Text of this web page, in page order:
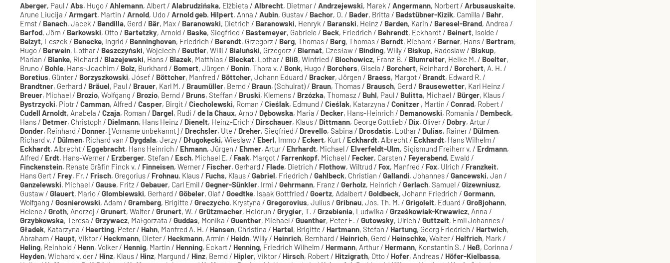
Aberger, Paul / Abs, Hugo / Ahlemann, Albert / Alabrudzińska, Elżbieta / Albrecht, Dietmar / Andrzejewski, Marek / Angermann, Norbert / Arbusauskaite,
Arune Liucija / Armgart, Martin / Arnold, Udo / Arnold geb. Hilpert, Anna / Aubin, Gustav / Bachor, O. / Bader, Britta / Badstübner-Kizik, Camilla / Bahr,
Ernst / Banach, Jacek / Bandilla, Gerd / Bär, Max / Baranowski, Dietrich / Baranowski, Henryk / Baranski, Heinz / Barden, Karin / Baresel-Brand, Andrea /
Barfod, Jörn / Barkowski, Otto / Bartetzky, Arnold / Baske, Siegfried / Bastemeyer, Gabriele / Beck, Friedrich / Behrendt, Eckhardt / Beinert, Isolde /
Belzyt, Leszek / Benecke, Ingrid / Benninghoven, Friedrich / Berendt, Grzegorz / Berg, Thomas / Berg, Thomas / Berndt, Richard / Berner, Hans / Bertram,
Hugo / Berwein, Lothar / Beszczyński, Wojciech / Beutler, Willi / Bialuński, Grzegorz / Biernat, Czesław / Binding, Willy / Biskup, Radoslaw / Biskup,
Marian / Blanke, Richard / Blazejewski, Hans / Blazek, Matthias / Bleckat, Lothar / Bliß, Winfried / Blochowicz, Franz B. / Blumreiter, Heike M. / Boelter,
Bruno / Bohle, Hans-Joachim / Bolz, Burkhard / Bomert, Jürgen / Bonin, Thora v. / Bonk, Hugo / Borchers, Gisela / Borchert, Reinhard / Borchert, A. H. /
Boretius, Günter / Borzyszkowski, Jósef / Böttcher, Manfred / Böttcher, Johann Eduard / Bracker, Jörgen / Braess, Margot / Brandt, Edward R. /
Brandtner, Gerhard / Bräuel, Paul / Brauer, Karl M. / Braumüller, Bernd / Braun, (Schulrat) / Braun, Thomas / Brausch, Gerd / Brausewetter, Karl Heinz /
Breuer, Michael / Brozio, Wolfgang / Brozio, Bernd / Bruns, Steffan / Bruski, Klemens / Brzózka, Thomasz / Buhl, Paul / Bulitta, Michael / Bürger, Klaus /
Bystrzycki, Piotr / Camman, Alfred / Casper, Birgit / Ciecholewski, Roman / Cieślak, Edmund / Cieślak, Katarzyna / Conitzer , Martin / Conrad, Robert /
Cudell Arnoldt, Anabela / Czaja, Roman / Dargel, Rudi / de la Chaux, Arno / Dębowska, Maria / Decker, Hans-Heinrich / Demanowski, Romania / Dembeck,
Hans / Detmer, Christoph / Dielmann, Hans Heinz / Dienelt, Heinz-Erich / Dirschauer, Klaus / Dittmann, George Gottlieb / Dix, Oliver / Dobry, Artur /
Donder, Reinhard / Donner, [Vorname unbekannt] / Drechsler, Ute / Dreher, Siegfried / Drevello, Sabina / Drosdatis, Lothar / Dulias, Rainer / Dülmen,
Richard v. / Dülmen, Richard van / Dygdala, Jerzy / Długokęcki, Wieslaw / Eberl, Immo / Eckert, Kurt / Eckhardt, Albrecht / Eckhardt, Hans Wilhelm /
Eckhardt, Albrecht / Eggebracht, Hans Heinrich / Ehmann, Jürgen / Ehmer, Artur / Ehrhardt, Michael / Elverfeldt-Ulm, Sigismund Freiherr v. / Erdmann,
Alfred / Erdt, Hans-Werner / Erzberger, Stefan / Esch, Michael E. / Faak, Margot / Farrenkopf, Michael / Fecker, Carsten / Feyerabend, Ewald /
Finckenstein, Renate Gräfin Finck v. / Finneisen, Werner / Fischer, Gerhard / Flade, Dietrich / Flothow, Wiltrud / Fox, Manfred / Fox, Ulrich / Franzkeit,
Hans Gert / Frey, Fr. / Frisch, Gregorius / Frohnau, Klaus / Fuchs, Klaus / Gabriel, Friedrich / Gahlbeck, Christian / Gallandi, Johannes / Gancewski, Jan /
Ganzelewski, Michael / Gause, Fritz / Gebauer, Carl Emil / Gegner-Sünkler, Irmi / Gehrmann, Franz / Gerholz, Heinrich / Gerlach, Samuel / Gizewniusz,
Gustaw / Glauert, Mario / Glombiewski, Gerhard / Göbeler, Olaf / Goedtke, Isaak Gottfried / Goertz, Adalbert / Goldbeck, Johann Friedrich / Gormann,
Wolfgang / Gosnierowski, Adam / Gramberg, Brigitte / Greczycho, Krystyna / Gregorovius, Julius / Gribnau, Jos. Th. M. / Grigoleit, Eduard / Großjohann,
Helene / Groth, Andrzej / Grunert, Walter / Grunert, W. / Grützmacher, Heidrun / Grygier, T. / Grzebienia, Ludwika / Grześkowiak-Krwawicz, Anna /
Grzybkowska, Teresa / Grzywacz, Małgorzata / Guddas, Monika / Guenther, Michael / Guenther, Peter E. / Gutowsky, Ulrich / Guttzeit, Emil Johannes /
Gładek, Katarzyna / Haerting, Peter / Hahn, Manfred A. H. / Hansen, Christina / Hartel, Brigitte / Hartmann, Stefan / Hartung, Georg Friedrich / Hartwich,
Abraham / Haupt, Viktor / Heckmann, Dieter / Heckmann, Armin / Heidn, Willy / Heinrich, Bernhard / Heinrich, Gerd / Heinschke, Walter / Helfrich, Mark /
Heling, Reinhold / Henn, Volker / Hennig, Martin / Henning, Eckart / Henning, Friedrich Wilhelm / Hermann, Arthur / Hermann, Konstantin S. / Heß, Corinna /
Heyden, Wichard v. der / Hinz, Klaus / Hinz, Margund / Hinz, Bernd / Hipler, Viktor / Hirsch, Robert / Hitzigrath, Otto / Hofer, Andreas / Höfer-Kielbassa,